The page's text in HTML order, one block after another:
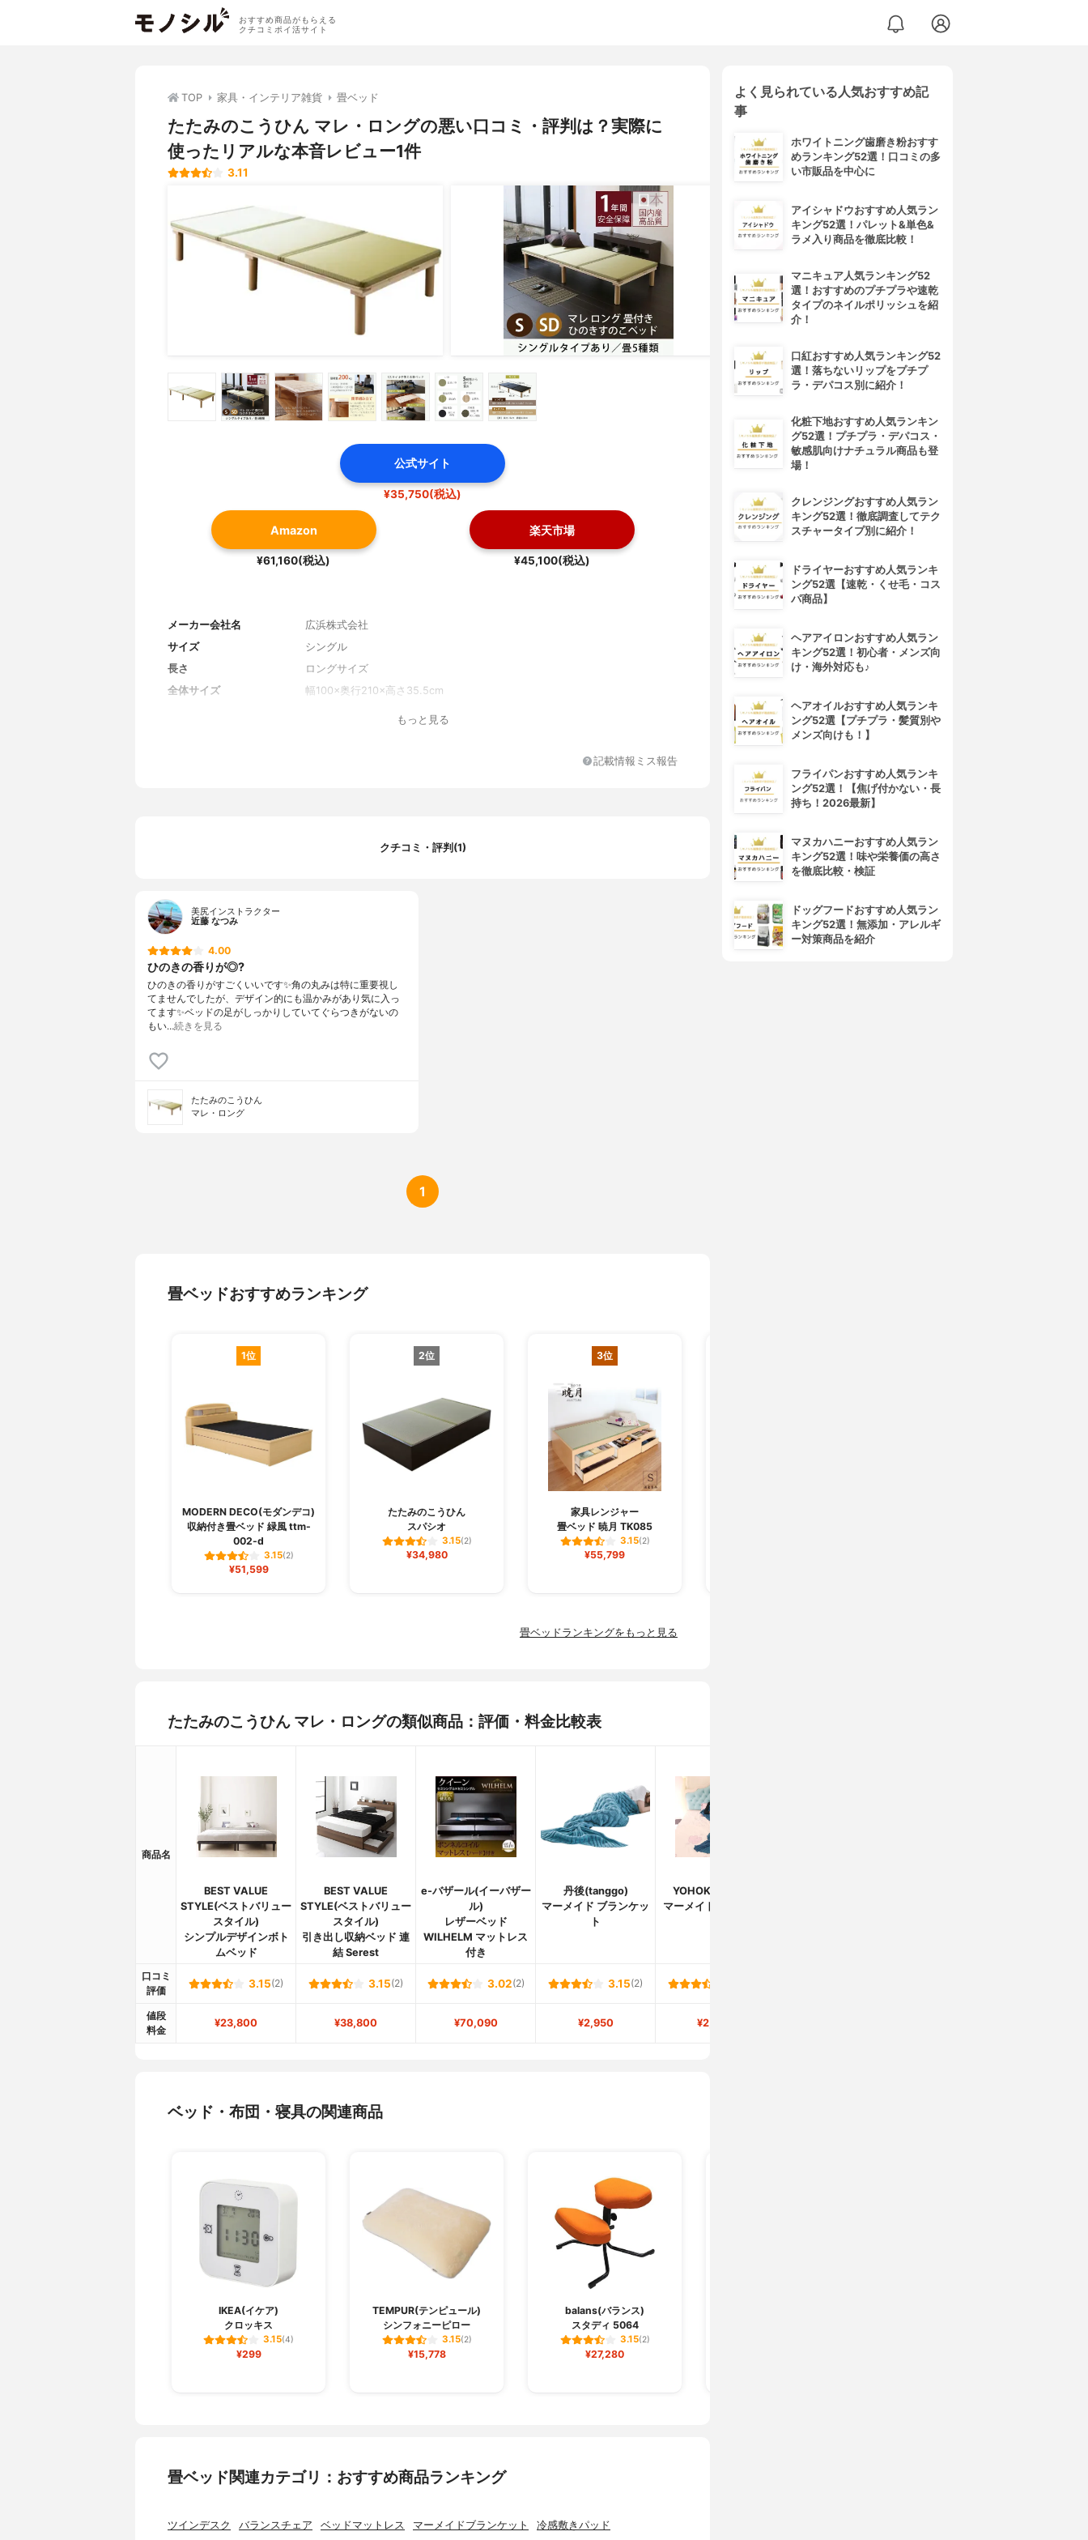
おすすめ商品がもらえる
クチコミポイ活サイト
TOP 家具・インテリア雑貨 畳ベッド
たたみのこうひん マレ・ロングの悪い口コミ・評判は？実際に
使ったリアルな本音レビュー1件
3.11
公式サイト
¥35,750(税込)
Amazon
¥61,160(税込)
楽天市場
¥45,100(税込)
メーカー会社名
広浜株式会社
サイズ
シングル
長さ
ロングサイズ
全体サイズ
幅100×奥行210×高さ35.5cm
もっと見る
記載情報ミス報告
クチコミ・評判(1)
美尻インストラクター
近藤 なつみ
4.00
ひのきの香りが◎?
ひのきの香りがすごくいいです✨角の丸みは特に重要視し
てませんでしたが、デザイン的にも温かみがあり気に入っ
てます✨ベッドの足がしっかりしていてぐらつきがないの
もい…続きを見る
たたみのこうひん
マレ・ロング
1
畳ベッドおすすめランキング
1位
MODERN DECO(モダンデコ)
収納付き畳ベッド 緑風 ttm-
002-d
3.15(2)
¥51,599
2位
たたみのこうひん
スパシオ
3.15(2)
¥34,980
3位
家具レンジャー
畳ベッド 暁月 TK085
3.15(2)
¥55,799
畳ベッドランキングをもっと見る
たたみのこうひん マレ・ロングの類似商品：評価・料金比較表
商品名
BEST VALUE
STYLE(ベストバリュー
スタイル)
シンプルデザインボト
ムベッド
BEST VALUE
STYLE(ベストバリュー
スタイル)
引き出し収納ベッド 連
結 Serest
e-バザール(イーバザー
ル)
レザーベッド
WILHELM マットレス
付き
丹後(tanggo)
マーメイド ブランケッ
ト
YOHOKO(ヨホコ)
マーメイドブランケッ
口コミ
評価
3.15(2) 3.15(2) 3.02(2) 3.15(2)
値段
料金
¥23,800 ¥38,800 ¥70,090 ¥2,950 ¥2,600
ベッド・布団・寝具の関連商品
IKEA(イケア)
クロッキス
3.15(4)
¥299
TEMPUR(テンピュール)
シンフォニーピロー
3.15(2)
¥15,778
balans(バランス)
スタディ 5064
3.15(2)
¥27,280
畳ベッド関連カテゴリ：おすすめ商品ランキング
ツインデスク バランスチェア ベッドマットレス マーメイドブランケット 冷感敷きパッド
よく見られている人気おすすめ記
事
ホワイトニング歯磨き粉おすす
めランキング52選！口コミの多
い市販品を中心に
アイシャドウおすすめ人気ラン
キング52選！パレット&単色&
ラメ入り商品を徹底比較！
マニキュア人気ランキング52
選！おすすめのプチプラや速乾
タイプのネイルポリッシュを紹
介！
口紅おすすめ人気ランキング52
選！落ちないリップをプチプ
ラ・デパコス別に紹介！
化粧下地おすすめ人気ランキン
グ52選！プチプラ・デパコス・
敏感肌向けナチュラル商品も登
場！
クレンジングおすすめ人気ラン
キング52選！徹底調査してテク
スチャータイプ別に紹介！
ドライヤーおすすめ人気ランキ
ング52選【速乾・くせ毛・コス
パ商品】
ヘアアイロンおすすめ人気ラン
キング52選！初心者・メンズ向
け・海外対応も♪
ヘアオイルおすすめ人気ランキ
ング52選【プチプラ・髪質別や
メンズ向けも！】
フライパンおすすめ人気ランキ
ング52選！【焦げ付かない・長
持ち！2026最新】
マヌカハニーおすすめ人気ラン
キング52選！味や栄養価の高さ
を徹底比較・検証
ドッグフードおすすめ人気ラン
キング52選！無添加・アレルギ
ー対策商品を紹介